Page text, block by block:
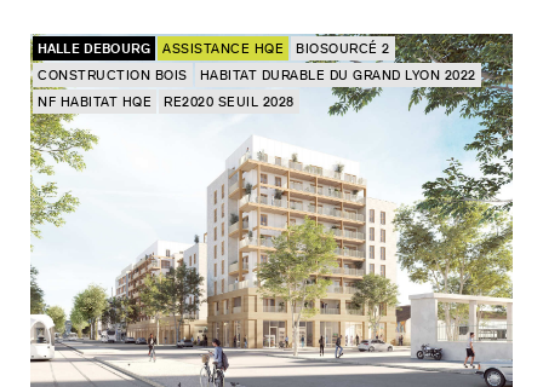
HALLE DEBOURG ASSISTANCE HQE
BIOSOURCÉ 2
CONSTRUCTION BOIS
HABITAT DURABLE DU GRAND LYON 2022
NF HABITAT HQE
RE2020 SEUIL 2028